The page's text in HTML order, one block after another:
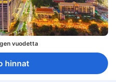
vuodetta
hinnat